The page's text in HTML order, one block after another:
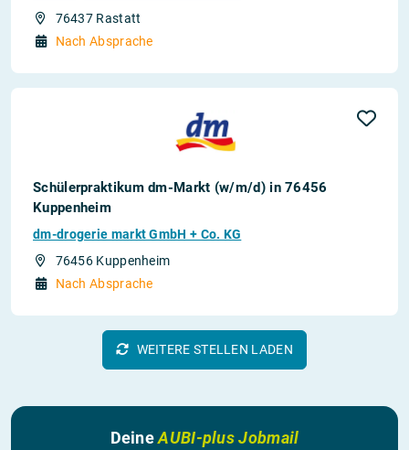
76437 Rastatt
Nach Absprache
Schülerpraktikum dm-Markt (w/m/d) in 76456
Kuppenheim
dm-drogerie markt GmbH + Co. KG
76456 Kuppenheim
Nach Absprache
WEITERE STELLEN LADEN
DeineAUBI-plus Jobmail